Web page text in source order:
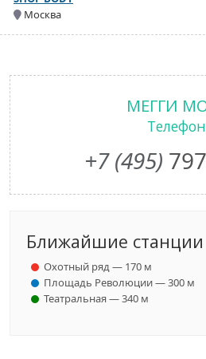
Москва
МЕГГИ
+7 (495)
Ближайшие
Охотный ряд — 170 м
Площадь Революции — 300 м
Театральная — 340 м